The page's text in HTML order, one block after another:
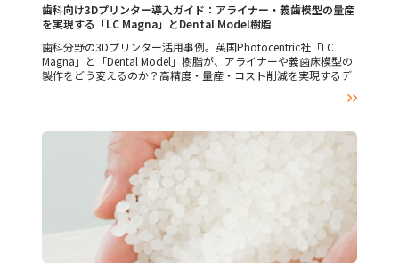
歯科向け3Dプリンター導入ガイド：アライナー・義歯模型の量産
を実現する「LC Magna」とDental Model樹脂
歯科分野の3Dプリンター活用事例。英国Photocentric社「LC
Magna」と「Dental Model」樹脂が、アライナーや義歯床模型の
製作をどう変えるのか？高精度・量産・コスト削減を実現するデ
